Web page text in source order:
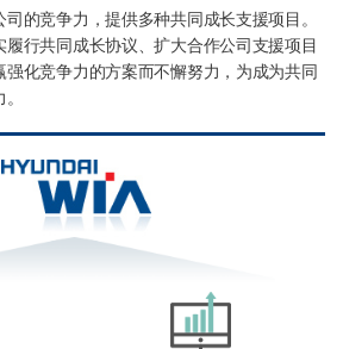
的竞争力，提供多种共同成长支援项目。
行共同成长协议、扩大合作公司支援项目
化竞争力的方案而不懈努力，为成为共同